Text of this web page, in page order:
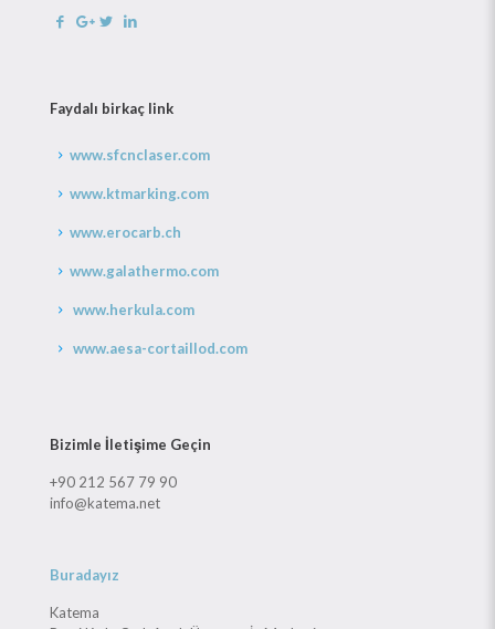
Faydalı birkaç link
www.sfcnclaser.com
www.ktmarking.com
www.erocarb.ch
www.galathermo.com
www.herkula.com
www.aesa-cortaillod.com
Bizimle İletişime Geçin
+90 212 567 79 90
info@katema.net
Buradayız
Katema